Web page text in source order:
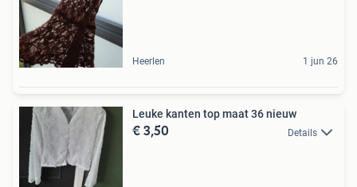
Heerlen 1 jun 26
Leuke kanten top maat 36 nieuw
€ 3,50 Details